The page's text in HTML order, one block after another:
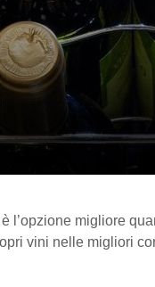
è l’opzione migliore
vini nelle migliori